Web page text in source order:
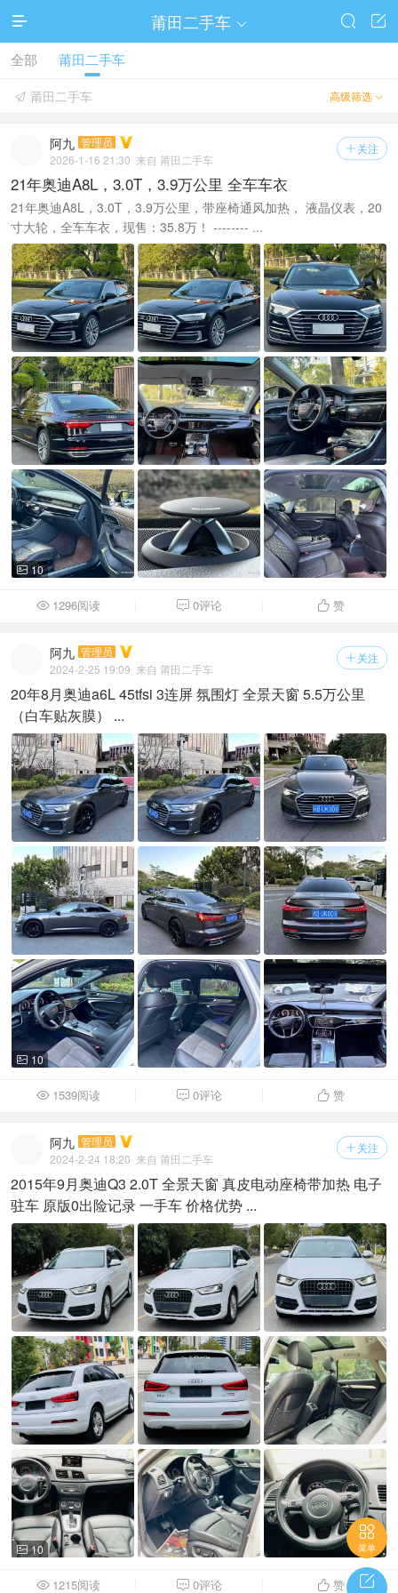
 莆田二手车  

全部 莆田二手车
高级筛选 
 莆田二手车
 关注
阿九 管理员
2026-1-16 21:30 来自 莆田二手车
21年奥迪A8L，3.0T，3.9万公里 全车车衣
21年奥迪A8L，3.0T，3.9万公里，带座椅通风加热， 液晶仪表，20
寸大轮，全车车衣，现售：35.8万！ -------- ...
 10
 1296阅读  0评论  赞
 关注
阿九 管理员
2024-2-25 19:09 来自 莆田二手车
20年8月奥迪a6L 45tfsi 3连屏 氛围灯 全景天窗 5.5万公里
（白车贴灰膜） ...
 10
 1539阅读  0评论  赞
 关注
阿九 管理员
2024-2-24 18:20 来自 莆田二手车
2015年9月奥迪Q3 2.0T 全景天窗 真皮电动座椅带加热 电子
驻车 原版0出险记录 一手车 价格优势 ...
 10
 1215阅读  0评论  赞

菜单
